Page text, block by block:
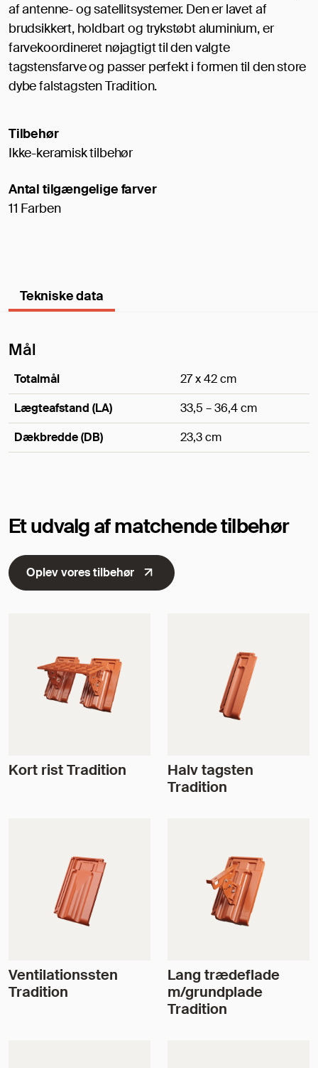
af antenne- og satellitsystemer. Den er lavet af
brudsikkert, holdbart og trykstøbt aluminium, er
farvekoordineret nøjagtigt til den valgte
tagstensfarve og passer perfekt i formen til den store
dybe falstagsten Tradition.
Tilbehør
Ikke-keramisk tilbehør
Antal tilgængelige farver
11 Farben
Tekniske data
Mål
Totalmål
27 x 42 cm
Lægteafstand (LA)
33,5 – 36,4 cm
Dækbredde (DB)
23,3 cm
Et udvalg af matchende tilbehør
Oplev vores tilbehør
Kort rist Tradition
Halv tagsten
Tradition
Ventilationssten
Tradition
Lang trædeflade
m/grundplade
Tradition